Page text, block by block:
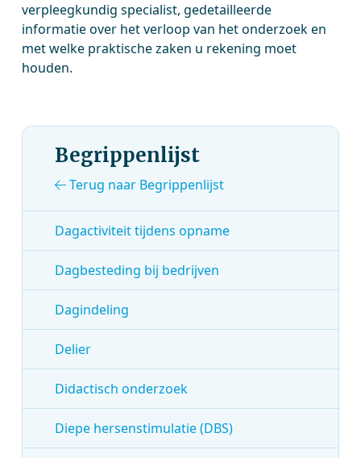
verpleegkundig specialist, gedetailleerde
informatie over het verloop van het onderzoek en
met welke praktische zaken u rekening moet
houden.
Begrippenlijst
Terug naar Begrippenlijst
Dagactiviteit tijdens opname
Dagbesteding bij bedrijven
Dagindeling
Delier
Didactisch onderzoek
Diepe hersenstimulatie (DBS)